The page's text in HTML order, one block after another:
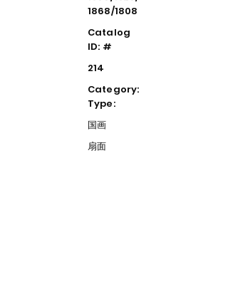
1868/1808
Catalog
ID: #
214
Category:
Type:
国画
扇面